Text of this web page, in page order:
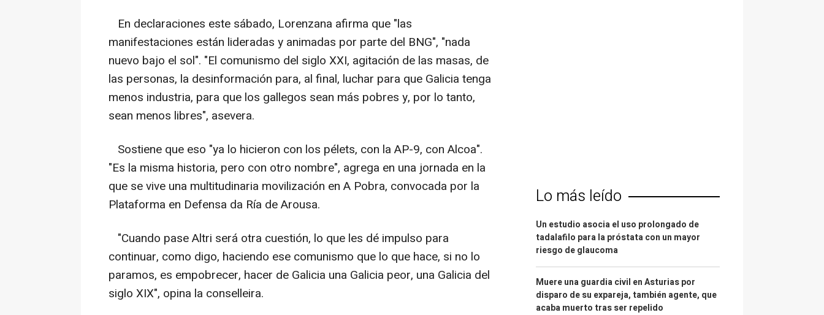
En declaraciones este sábado, Lorenzana afirma que "las
manifestaciones están lideradas y animadas por parte del BNG", "nada
nuevo bajo el sol". "El comunismo del siglo XXI, agitación de las masas, de
las personas, la desinformación para, al final, luchar para que Galicia tenga
menos industria, para que los gallegos sean más pobres y, por lo tanto,
sean menos libres", asevera.
Sostiene que eso "ya lo hicieron con los pélets, con la AP-9, con Alcoa".
"Es la misma historia, pero con otro nombre", agrega en una jornada en la
que se vive una multitudinaria movilización en A Pobra, convocada por la
Plataforma en Defensa da Ría de Arousa.
"Cuando pase Altri será otra cuestión, lo que les dé impulso para
continuar, como digo, haciendo ese comunismo que lo que hace, si no lo
paramos, es empobrecer, hacer de Galicia una Galicia peor, una Galicia del
siglo XIX", opina la conselleira.
Lo más leído
Un estudio asocia el uso prolongado de
tadalafilo para la próstata con un mayor
riesgo de glaucoma
Muere una guardia civil en Asturias por
disparo de su expareja, también agente, que
acaba muerto tras ser repelido